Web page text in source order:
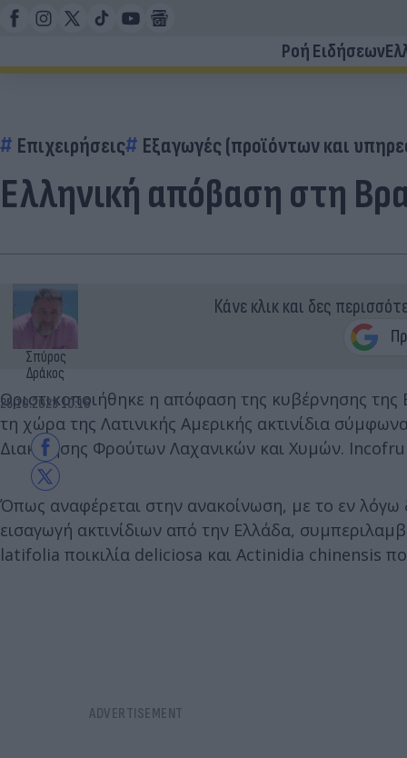
Ροή Ειδήσεων
Επιχειρήσεις Εξαγωγές (προϊόντων και
Ελληνική απόβαση στη
Σπύρος
Δράκος
25.10.2023 10:16
Κάνε κλικ και δες
Οριστικοποιήθηκε η απόφαση της κυβέρνησης της
τη χώρα της Λατινικής Αμερικής ακτινίδια
Διακίνησης Φρούτων Λαχανικών και Χυμών.
Όπως αναφέρεται στην ανακοίνωση, με το εν λόγω
εισαγωγή ακτινίδιων από την Ελλάδα,
latifolia ποικιλία deliciosa και Actinidia chinensis